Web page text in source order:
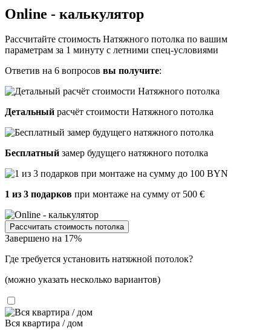
Online - калькулятор
Рассчитайте стоимость Натяжного потолка по вашим
параметрам за 1 минуту с летними спец-условиями
Ответив на 6 вопросов вы получите:
Детальный расчёт стоимости Натяжного потолка
Бесплатный замер будущего натяжного потолка
1 из 3 подарков при монтаже на сумму от 500 €
Рассчитать стоимость потолка
Завершено на 17%
Где требуется установить натяжной потолок?
(можно указать несколько вариантов)
Вся квартира / дом